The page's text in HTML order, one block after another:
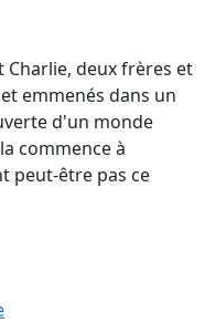
Charlie, deux frères et
emmenés dans un
d'un monde
commence à
peut-être pas ce